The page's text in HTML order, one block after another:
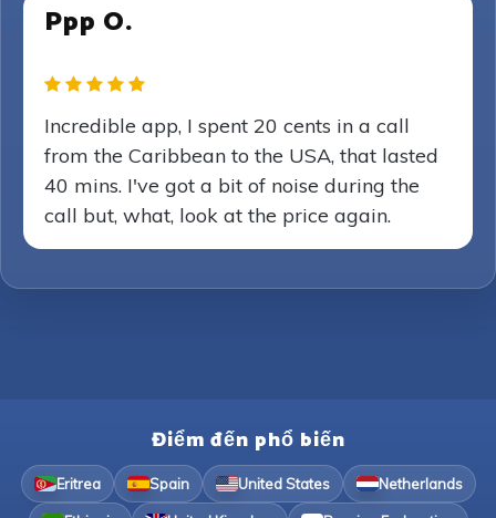
Ppp O.
Incredible app, I spent 20 cents in a call
from the Caribbean to the USA, that lasted
40 mins. I've got a bit of noise during the
call but, what, look at the price again.
Điểm đến phổ biến
Eritrea Spain United States Netherlands